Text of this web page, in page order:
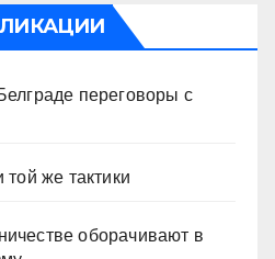
переговоры с
же тактики
оборачивают в